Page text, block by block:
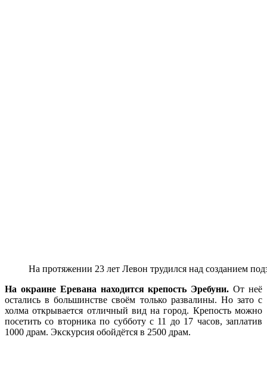
На протяжении 23 лет Левон трудился над созданием
На окраине Еревана находится крепость Эребуни. От неё
остались в большинстве своём только развалины. Но зато с
холма открывается отличный вид на город. Крепость можно
посетить со вторника по субботу с 11 до 17 часов, заплатив
1000 драм. Экскурсия обойдётся в 2500 драм.